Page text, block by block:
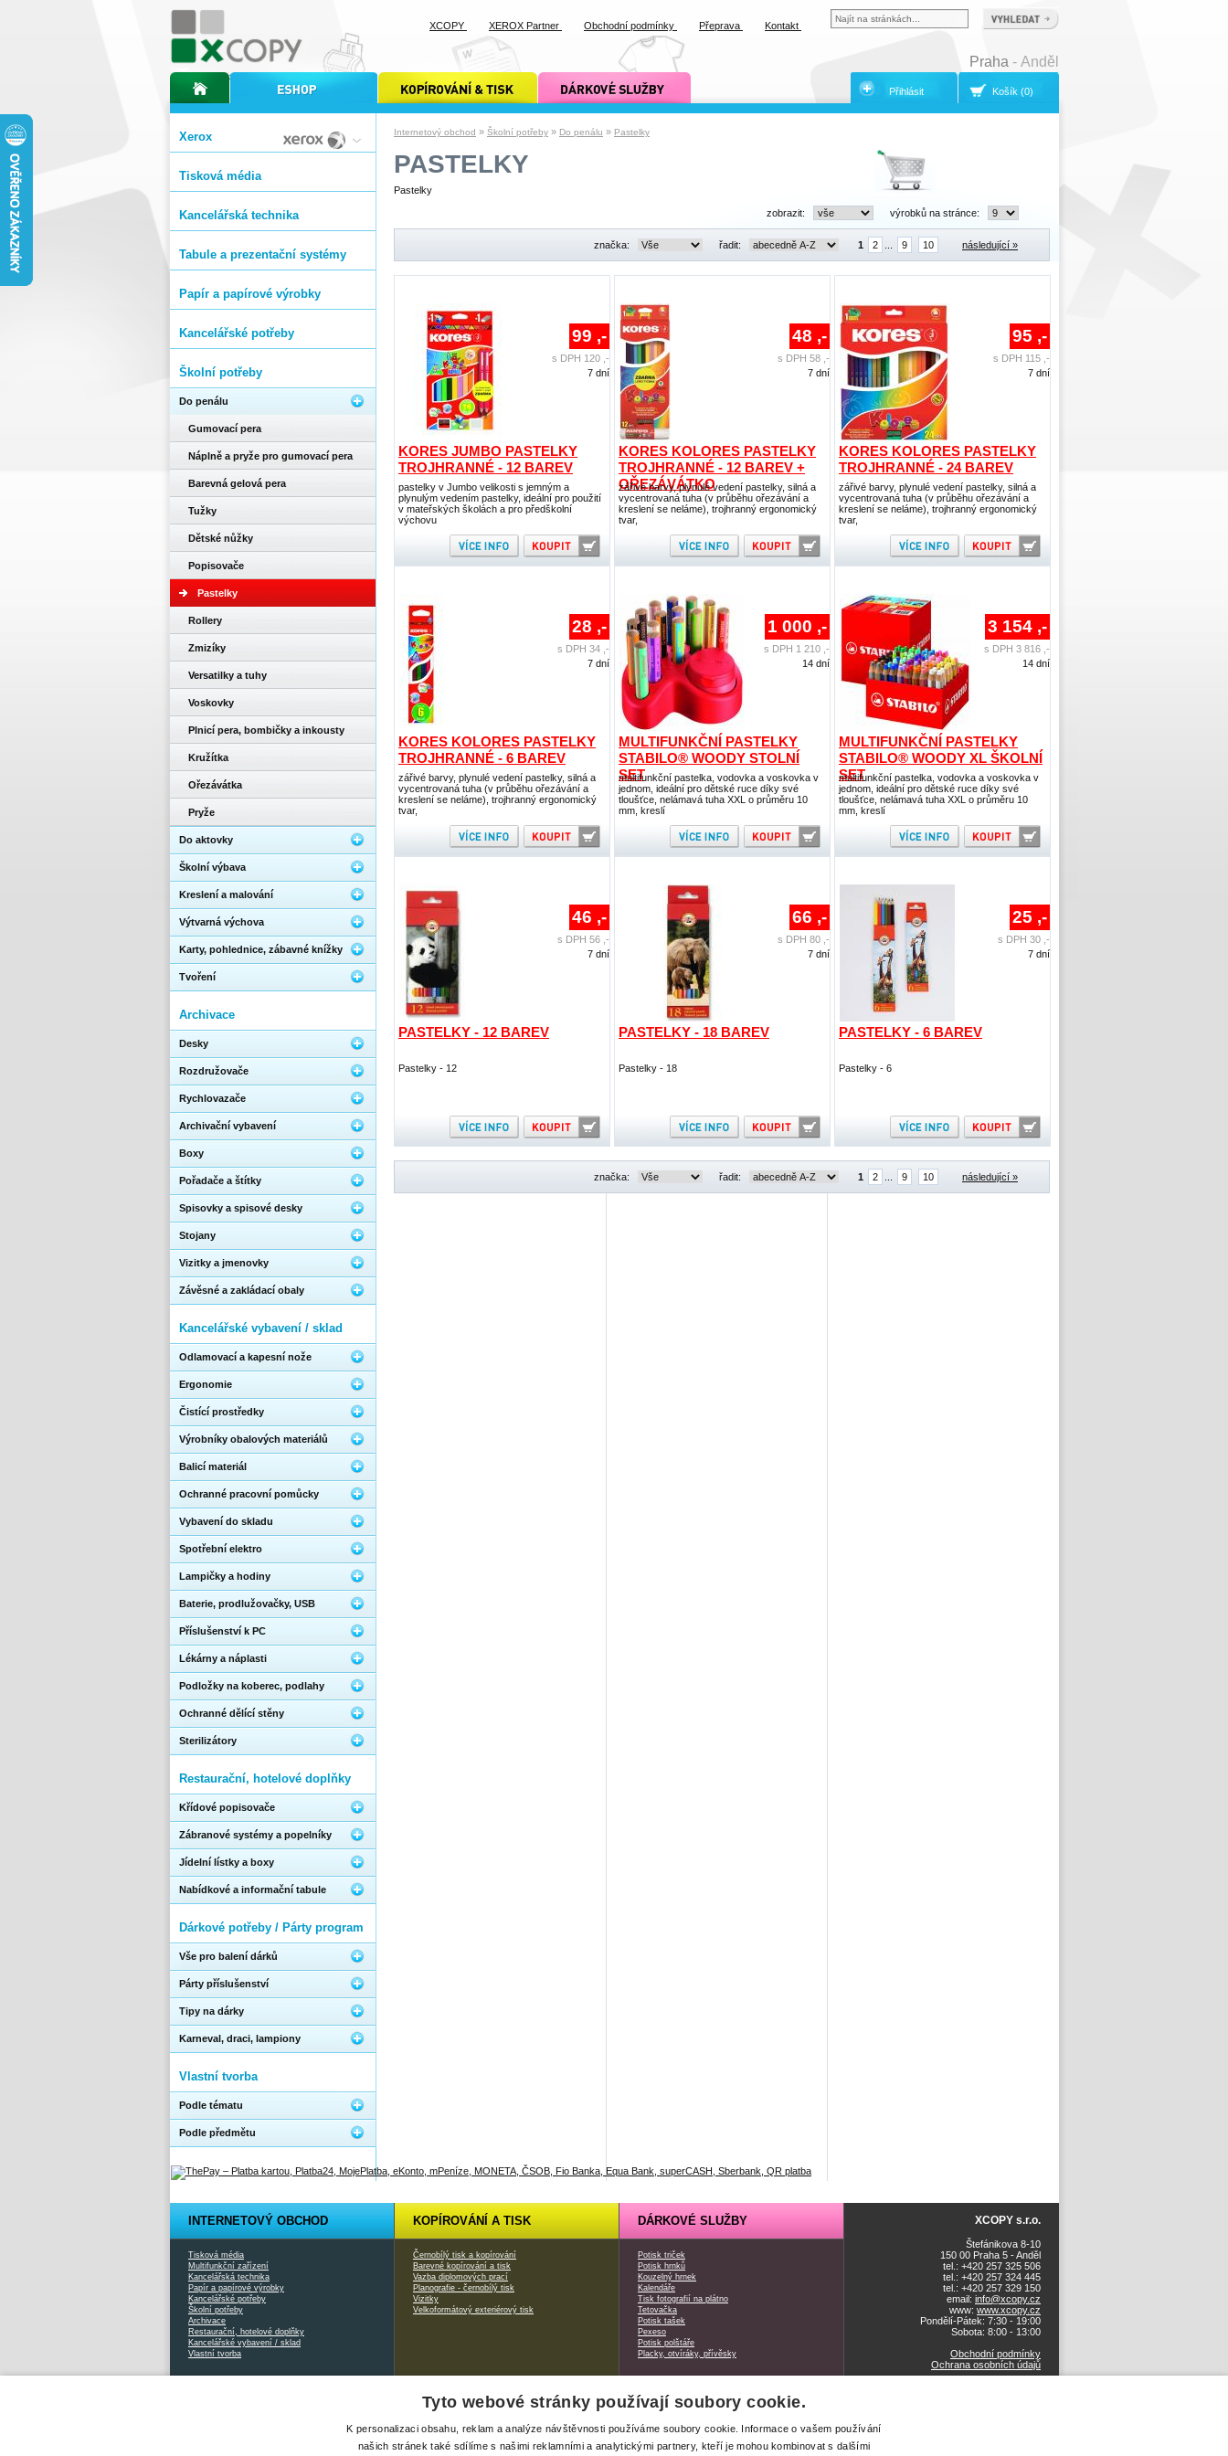
Internetový obchod » Školní potřeby » Do penálu » Pastelky
PASTELKY
Pastelky
zobrazit: výrobků na stránce:
značka: řadit: 1 2 9 10 následující »
KORES JUMBO PASTELKY
TROJHRANNÉ - 12 BAREV
pastelky v Jumbo velikosti s jemným a
plynulým vedením pastelky, ideální pro použití
v mateřských školách a pro předškolní
výchovu
99 ,-
s DPH 120 ,-
7 dní
KORES KOLORES PASTELKY
TROJHRANNÉ - 12 BAREV +
OŘEZÁVÁTKO
zářivé barvy, plynulé vedení pastelky, silná a
vycentrovaná tuha (v průběhu ořezávání a
kreslení se neláme), trojhranný ergonomický
tvar,
48 ,-
s DPH 58 ,-
7 dní
KORES KOLORES PASTELKY
TROJHRANNÉ - 24 BAREV
zářivé barvy, plynulé vedení pastelky, silná a
vycentrovaná tuha (v průběhu ořezávání a
kreslení se neláme), trojhranný ergonomický
tvar,
95 ,-
s DPH 115 ,-
7 dní
KORES KOLORES PASTELKY
TROJHRANNÉ - 6 BAREV
zářivé barvy, plynulé vedení pastelky, silná a
vycentrovaná tuha (v průběhu ořezávání a
kreslení se neláme), trojhranný ergonomický
tvar,
28 ,-
s DPH 34 ,-
7 dní
MULTIFUNKČNÍ PASTELKY
STABILO® WOODY STOLNÍ
SET
multifunkční pastelka, vodovka a voskovka v
jednom, ideální pro dětské ruce díky své
tloušťce, nelámavá tuha XXL o průměru 10
mm, kreslí
1 000 ,-
s DPH 1 210 ,-
14 dní
MULTIFUNKČNÍ PASTELKY
STABILO® WOODY XL ŠKOLNÍ
SET
multifunkční pastelka, vodovka a voskovka v
jednom, ideální pro dětské ruce díky své
tloušťce, nelámavá tuha XXL o průměru 10
mm, kreslí
3 154 ,-
s DPH 3 816 ,-
14 dní
PASTELKY - 12 BAREV
Pastelky - 12
46 ,-
s DPH 56 ,-
7 dní
PASTELKY - 18 BAREV
Pastelky - 18
66 ,-
s DPH 80 ,-
7 dní
PASTELKY - 6 BAREV
Pastelky - 6
25 ,-
s DPH 30 ,-
7 dní
značka: řadit: 1 2 9 10 následující »
Xerox
Tisková média
Kancelářská technika
Tabule a prezentační systémy
Papír a papírové výrobky
Kancelářské potřeby
Školní potřeby
Do penálu
Gumovací pera
Náplně a pryže pro gumovací pera
Barevná gelová pera
Tužky
Dětské nůžky
Popisovače
Pastelky
Rollery
Zmizíky
Versatilky a tuhy
Voskovky
Plnicí pera, bombičky a inkousty
Kružítka
Ořezávátka
Pryže
Do aktovky
Školní výbava
Kreslení a malování
Výtvarná výchova
Karty, pohlednice, zábavné knížky
Tvoření
Archivace
Desky
Rozdružovače
Rychlovazače
Archivační vybavení
Boxy
Pořadače a štítky
Spisovky a spisové desky
Stojany
Vizitky a jmenovky
Závěsné a zakládací obaly
Kancelářské vybavení / sklad
Odlamovací a kapesní nože
Ergonomie
Čistící prostředky
Výrobníky obalových materiálů
Balicí materiál
Ochranné pracovní pomůcky
Vybavení do skladu
Spotřební elektro
Lampičky a hodiny
Baterie, prodlužovačky, USB
Příslušenství k PC
Lékárny a náplasti
Podložky na koberec, podlahy
Ochranné dělící stěny
Sterilizátory
Restaurační, hotelové doplňky
Křídové popisovače
Zábranové systémy a popelníky
Jídelní lístky a boxy
Nabídkové a informační tabule
Dárkové potřeby / Párty program
Vše pro balení dárků
Párty příslušenství
Tipy na dárky
Karneval, draci, lampiony
Vlastní tvorba
Podle tématu
Podle předmětu
INTERNETOVÝ OBCHOD
Tisková média
Multifunkční zařízení
Kancelářská technika
Papír a papírové výrobky
Kancelářské potřeby
Školní potřeby
Archivace
Restaurační, hotelové doplňky
Kancelářské vybavení / sklad
Vlastní tvorba
KOPÍROVÁNÍ A TISK
Černobílý tisk a kopírování
Barevné kopírování a tisk
Vazba diplomových prací
Planografie - černobílý tisk
Vizitky
Velkoformátový exteriérový tisk
DÁRKOVÉ SLUŽBY
Potisk triček
Potisk hrnků
Kouzelný hrnek
Kalendáře
Tisk fotografií na plátno
Tetovačka
Potisk tašek
Pexeso
Potisk polštáře
Placky, otvíráky, přívěsky
XCOPY s.r.o.
Štefánikova 8-10
150 00 Praha 5 - Anděl
tel.: +420 257 325 506
tel.: +420 257 324 445
tel.: +420 257 329 150
email: info@xcopy.cz
www: www.xcopy.cz
Pondělí-Pátek: 7:30 - 19:00
Sobota: 8:00 - 13:00
Obchodní podmínky
Ochrana osobních údajů
Xerox produkty| webdesign odSafari Media
úvodní stránka xcopyinternetový obchod xcopy kopírování a tisk xcopy dárkové služby xcopy
XCOPY XEROX Partner Obchodní podmínky Přeprava Kontakt
Praha - Anděl
Košík (0)
Přihlásit
Tyto webové stránky používají soubory cookie.
K personalizaci obsahu, reklam a analýze návštěvnosti používáme soubory cookie. Informace o vašem používání
našich stránek také sdílíme s našimi reklamními a analytickými partnery, kteří je mohou kombinovat s dalšími